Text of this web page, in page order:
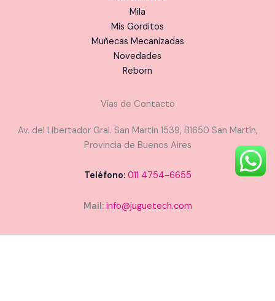
Mila
Mis Gorditos
Muñecas Mecanizadas
Novedades
Reborn
Vías de Contacto
Av. del Libertador Gral. San Martín 1539, B1650 San Martín,
Provincia de Buenos Aires
Teléfono: 011 4754-6655
Mail: info@juguetech.com